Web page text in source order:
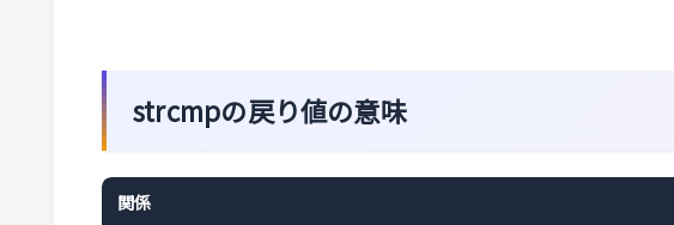
strcmpの戻り値の意味
関係